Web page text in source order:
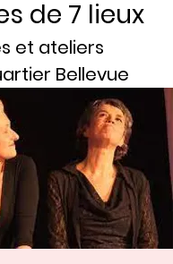
de 7 lieux
et ateliers
Bellevue